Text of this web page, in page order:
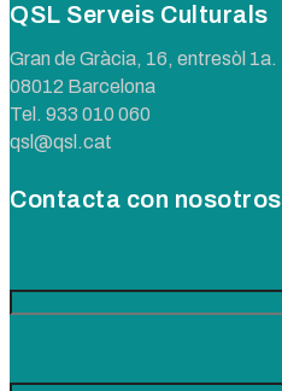
QSL Serveis Culturals
Gran de Gràcia, 16, entresòl 1a.
08012 Barcelona
Tel.933 010 060
qsl@qsl.cat
Contacta con nosotros